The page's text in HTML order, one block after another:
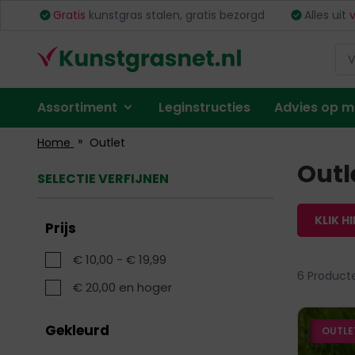
Gratis kunstgras stalen, gratis bezorgd Alles uit
Assortiment Leginstructies Advies op
Home Outlet
SELECTIE VERFIJNEN
Prijs
€ 10,00 - € 19,99
€ 20,00 en hoger
Gekleurd
KLIK
6